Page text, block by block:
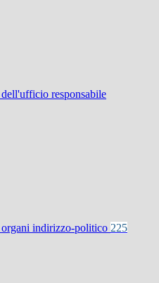
responsabile
indirizzo-politico 225